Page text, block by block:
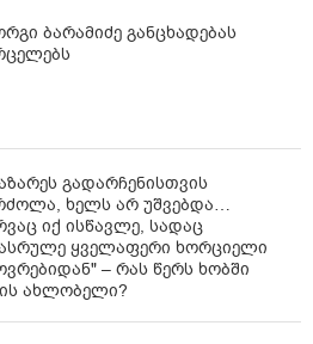
ბარამიძე განცხადებას
გადარჩენისთვის
ხელს არ უშვებდა…
იქ ისწავლე, სადაც
ყველაფერი ხორციელი
– რას წერს ხობში
ახლობელი?